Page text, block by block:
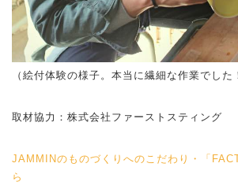
（絵付体験の様子。本当に繊細な作業でした
取材協力：株式会社ファーストスティング
JAMMINのものづくりへのこだわり・「
ら